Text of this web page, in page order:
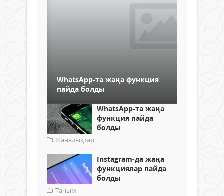
WhatsApp-та жаңа функция
пайда болды
WhatsApp-та жаңа
функция пайда
болды
Жаңалықтар
Instagram-да жаңа
функциялар пайда
болды
Таным